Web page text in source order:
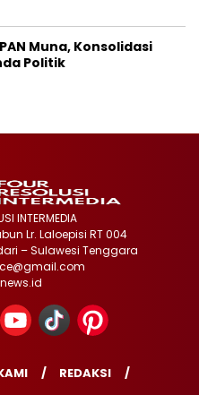
Muna, Konsolidasi
Politik
INTERMEDIA
Lr. Laloepisi RT 004
– Sulawesi Tenggara
REDAKSI